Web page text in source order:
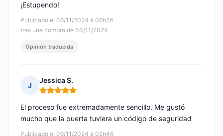
Publicado el 06/11/2024 à 06h26
tras una compra de 03/11/2024
¡Estupendo!
Opinión traducida
J
Jessica S.
Nota: 5 de 5
Publicado el 06/11/2024 à 02h46
El proceso fue extremadamente sencillo. Me gustó
mucho que la puerta tuviera un código de seguridad